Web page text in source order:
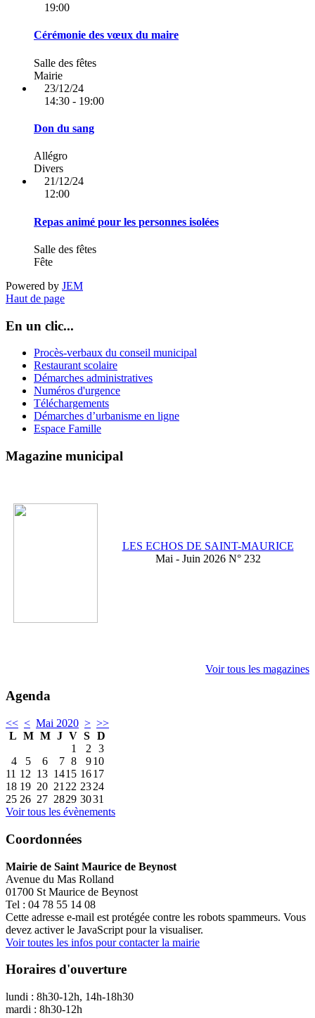
19:00
Cérémonie des vœux du maire
Salle des fêtes
Mairie
23/12/24
14:30 - 19:00
Don du sang
Allégro
Divers
21/12/24
12:00
Repas animé pour les personnes isolées
Salle des fêtes
Fête
Powered by JEM
Haut de page
En un clic...
Procès-verbaux du conseil municipal
Restaurant scolaire
Démarches administratives
Numéros d'urgence
Téléchargements
Démarches d’urbanisme en ligne
Espace Famille
Magazine municipal
LES ECHOS DE SAINT-MAURICE
Mai - Juin 2026 N° 232
Voir tous les magazines
Agenda
<< < Mai 2020 > >>
L M M J V S D
1
2
3
4
5 6 7 8 910
11 12 13 1415 1617
18 19 20 21 22 2324
25 26 27 2829 3031
Voir tous les évènements
Coordonnées
Mairie de Saint Maurice de Beynost
Avenue du Mas Rolland
01700 St Maurice de Beynost
Tel : 04 78 55 14 08
Cette adresse e-mail est protégée contre les robots spammeurs. Vous
devez activer le JavaScript pour la visualiser.
Voir toutes les infos pour contacter la mairie
Horaires d'ouverture
lundi : 8h30-12h, 14h-18h30
mardi : 8h30-12h